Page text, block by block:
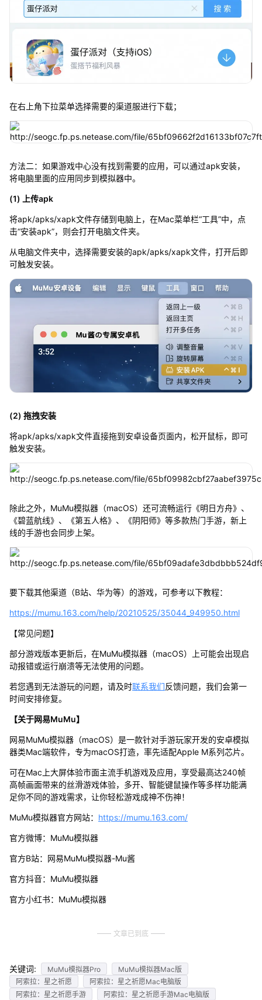
在右上角下拉菜单选择需要的渠道服进行下载；
方法二：如果游戏中心没有找到需要的应用，可以通过apk安装，
将电脑里面的应用同步到模拟器中。
(1) 上传apk
将apk/apks/xapk文件存储到电脑上，在Mac菜单栏“工具”中，点
击“安装apk”，则会打开电脑文件夹。
从电脑文件夹中，选择需要安装的apk/apks/xapk文件，打开后即
可触发安装。
(2) 拖拽安装
将apk/apks/xapk文件直接拖到安卓设备页面内，松开鼠标，即可
触发安装。
除此之外，MuMu模拟器（macOS）还可流畅运行《明日方舟》、
《碧蓝航线》、《第五人格》、《阴阳师》等多款热门手游，新上
线的手游也会同步上架。
要下载其他渠道（B站、华为等）的游戏，可参考以下教程：
https://mumu.163.com/help/20210525/35044_949950.html
【常见问题】
部分游戏版本更新后，在MuMu模拟器（macOS）上可能会出现启
动报错或运行崩溃等无法使用的问题。
若您遇到无法游玩的问题，请及时联系我们反馈问题，我们会第一
时间安排修复。
【关于网易MuMu】
网易MuMu模拟器（macOS）是一款针对手游玩家开发的安卓模拟
器类Mac端软件，专为macOS打造，率先适配Apple M系列芯片。
可在Mac上大屏体验市面主流手机游戏及应用，享受最高达240帧
高帧画面带来的丝滑游戏体验，多开、智能键鼠操作等多样功能满
足你不同的游戏需求，让你轻松游戏成神不伤神！
MuMu模拟器官方网站： https://mumu.163.com/
官方微博：MuMu模拟器
官方B站：网易MuMu模拟器-Mu酱
官方抖音：MuMu模拟器
官方小红书：MuMu模拟器
文章已到底
关键词: MuMu模拟器Pro
MuMu模拟器Mac版
阿索拉：星之祈愿
阿索拉：星之祈愿Mac电脑版
阿索拉：星之祈愿手游
阿索拉：星之祈愿手游Mac电脑版